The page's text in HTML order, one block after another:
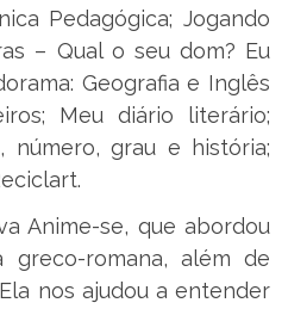
Pedagógica; Jogando
– Qual o seu dom? Eu
Geografia e Inglês
Meu diário literário;
número, grau e história;
Anime-se, que abordou
greco-romana, além de
nos ajudou a entender